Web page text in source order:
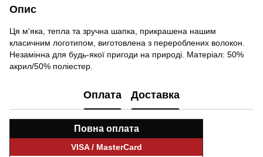
Опис
Ця м'яка, тепла та зручна шапка, прикрашена нашим
класичним логотипом, виготовлена ​​з перероблених волокон.
Незамінна для будь-якої пригоди на природі. Матеріал: 50%
акрил/50% поліестер.
Оплата Доставка
Повна оплата
VISA / MasterCard